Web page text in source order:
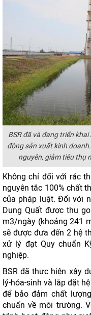
BSR đã và đang triển
động sản xuất kinh
nguyên, giảm tiêu thụ
Không chỉ đối với rác
nguyên tắc 100% chất
của pháp luật. Đối với
Dung Quất được thu
m3/ngày (khoảng 241
sẽ được đưa đến 2 hệ
xử lý đạt Quy chuẩn
nghiệp.
BSR đã thực hiện xây
lý-hóa-sinh và lắp đặt
để bảo đảm chất
chuẩn về môi trường.